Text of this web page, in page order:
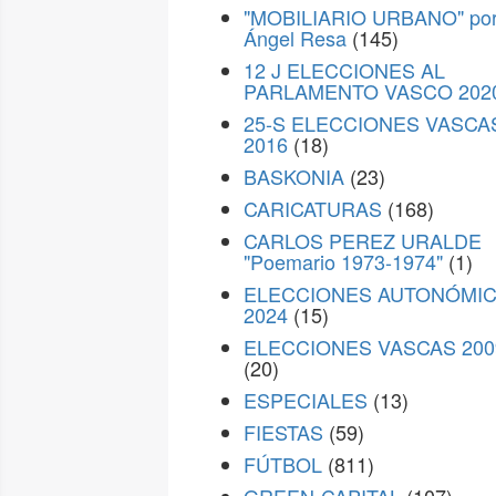
"MOBILIARIO URBANO"
Ángel Resa (145)
12 J ELECCIONES AL
PARLAMENTO VASCO
25-S ELECCIONES
2016 (18)
BASKONIA (23)
CARICATURAS (168)
CARLOS PEREZ URALDE
"Poemario 1973-1974" (1)
ELECCIONES
2024 (15)
ELECCIONES VASCAS
(20)
ESPECIALES (13)
FIESTAS (59)
FÚTBOL (811)